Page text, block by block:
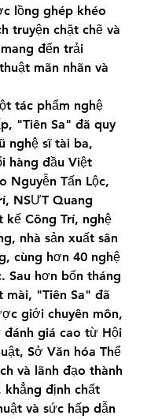
lồng ghép khéo
truyện chặt chẽ và
đến trải
mãn nhãn và
tác phẩm nghệ
"Tiên Sa" đã quy
nghệ sĩ tài ba,
hàng đầu Việt
Nguyễn Tấn Lộc,
NSƯT Quang
kế Công Trí, nghệ
nhà sản xuất sân
cùng hơn 40 nghệ
Sau hơn bốn tháng
mài, "Tiên Sa" đã
giới chuyên môn,
đánh giá cao từ Hội
Sở Văn hóa Thể
và lãnh đạo thành
khẳng định chất
và sức hấp dẫn